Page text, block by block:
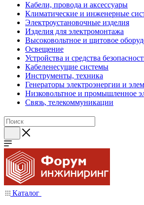
Кабели, провода и аксессуары
Климатические и инженерные
Электроустановочные изделия
Изделия для электромонтажа
Высоковольтное и щитовое
Освещение
Устройства и средства
Кабеленесущие системы
Инструменты, техника
Генераторы электроэнергии и
Низковольтное и промышленное
Связь, телекоммуникации
Каталог